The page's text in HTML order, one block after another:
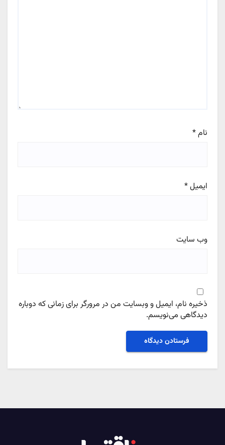
نام*
ایمیل*
وب‌ سایت
ذخیره نام، ایمیل و وبسایت من در مرورگر برای زمانی که دوباره
دیدگاهی می‌نویسم.